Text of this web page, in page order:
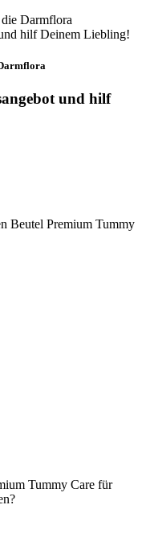
Darmflora
hilf Deinem Liebling!
und hilf
Beutel Premium Tummy
Tummy Care für